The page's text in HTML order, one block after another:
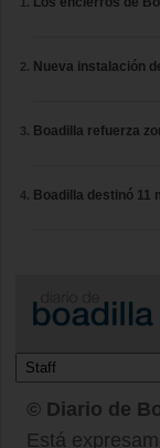
Nueva instalación
Boadilla refuerza
Boadilla destinó 11
© Diario de
Está